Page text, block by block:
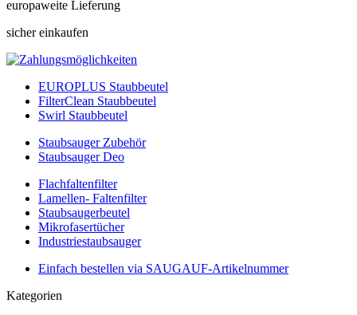
europaweite Lieferung
sicher einkaufen
EUROPLUS Staubbeutel
FilterClean Staubbeutel
Swirl Staubbeutel
Staubsauger Zubehör
Staubsauger Deo
Flachfaltenfilter
Lamellen- Faltenfilter
Staubsaugerbeutel
Mikrofasertücher
Industriestaubsauger
Einfach bestellen via SAUGAUF-Artikelnummer
Kategorien